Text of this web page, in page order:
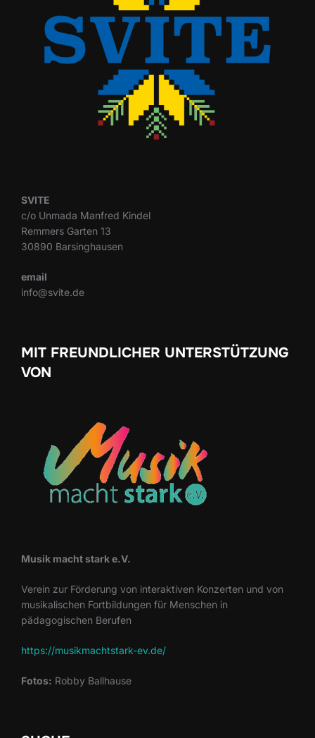
SVITE
c/o Unmada Manfred Kindel
Remmers Garten 13
30890 Barsinghausen
email
info@svite.de
MIT FREUNDLICHER UNTERSTÜTZUNG
VON
Musik macht stark e.V.
Verein zur Förderung von interaktiven Konzerten und von
musikalischen Fortbildungen für Menschen in
pädagogischen Berufen
https://musikmachtstark-ev.de/
Fotos: Robby Ballhause